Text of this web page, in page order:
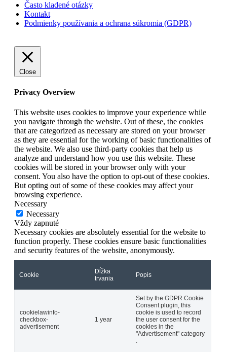
Často kladené otázky
Kontakt
Podmienky používania a ochrana súkromia (GDPR)
Close
Privacy Overview
This website uses cookies to improve your experience while
you navigate through the website. Out of these, the cookies
that are categorized as necessary are stored on your browser
as they are essential for the working of basic functionalities of
the website. We also use third-party cookies that help us
analyze and understand how you use this website. These
cookies will be stored in your browser only with your
consent. You also have the option to opt-out of these cookies.
But opting out of some of these cookies may affect your
browsing experience.
Necessary
Necessary
Vždy zapnuté
Necessary cookies are absolutely essential for the website to
function properly. These cookies ensure basic functionalities
and security features of the website, anonymously.
Cookie
Dĺžka
trvania
Popis
cookielawinfo-
checkbox-
advertisement
1 year
Set by the GDPR Cookie
Consent plugin, this
cookie is used to record
the user consent for the
cookies in the
"Advertisement" category